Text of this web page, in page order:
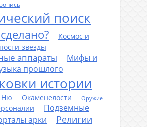
поиск
Космос и
звезды
аппараты
Мифы и
прошлого
истории
Ню Окаменелости
Оружие
Подземные
арки
Религии